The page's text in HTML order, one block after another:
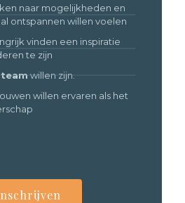
naar mogelijkheden en
ontspannen willen voelen
vinden een inspiratie
te zijn
willen zijn.
willen ervaren als het